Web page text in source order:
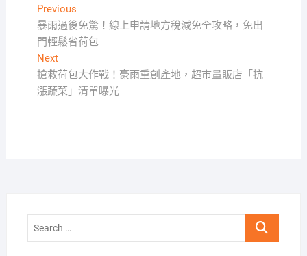
文
章
導
覽
PreviousPrevious
post:
暴雨過後免驚！線上申請地方稅減免全攻略，免出
門輕鬆省荷包
NextNext
post:
搶救荷包大作戰！豪雨重創產地，超市量販店「抗
漲蔬菜」清單曝光
Search